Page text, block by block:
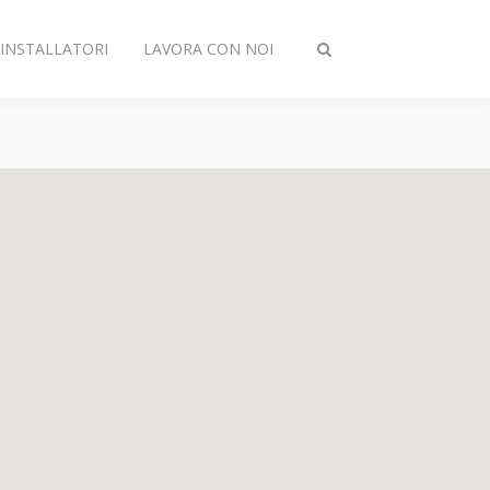
Attiva/disattiva
INSTALLATORI LAVORA CON NOI